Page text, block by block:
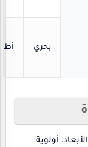
بحري
أولوية